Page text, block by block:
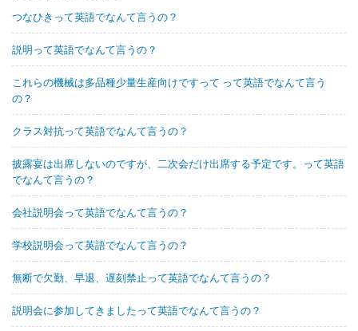
つなひきって英語でなんて言うの？
説明って英語でなんて言うの？
これらの機械は多品種少量生産向けですって って英語でなんて言う
の？
クラス対抗って英語でなんて言うの？
披露宴は出席しないのですが、二次会だけ出席する予定です。って英語
でなんて言うの？
会社説明会って英語でなんて言うの？
学校説明会って英語でなんて言うの？
無断で欠勤、早退、遅刻禁止って英語でなんて言うの？
説明会に参加してきましたって英語でなんて言うの？